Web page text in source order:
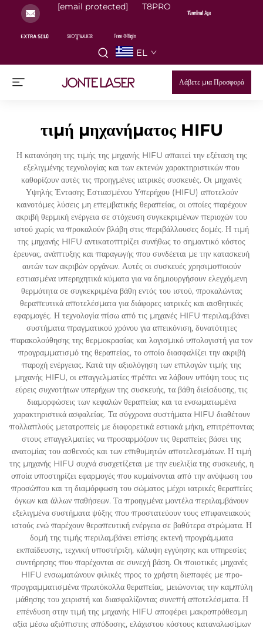
[email protected] T8PRO
EL
Λάβετε μια Προσφορά
τιμή μηχανήματος HIFU
Η κατανόηση της τιμής της μηχανής HIFU απαιτεί την εξέταση της
εξελιγμένης τεχνολογίας και των εκτενών χαρακτηριστικών που
καθορίζουν αυτές τις προηγμένες ιατρικές συσκευές. Οι μηχανές
Υψηλής Έντασης Εστιασμένου Υπερήχου (HIFU) αποτελούν
καινοτόμες λύσεις μη επεμβατικής θεραπείας, οι οποίες παρέχουν
ακριβή θερμική ενέργεια σε στόχευση συγκεκριμένων περιοχών του
ιστού χωρίς να προκαλούν βλάβη στις περιβάλλουσες δομές. Η τιμή
της μηχανής HIFU αντικατοπτρίζει συνήθως το σημαντικό κόστος
έρευνας, ανάπτυξης και παραγωγής που συνδέεται με την κατασκευή
αυτών των ακριβών οργάνων. Αυτές οι συσκευές χρησιμοποιούν
εστιασμένα υπερηχητικά κύματα για να δημιουργήσουν ελεγχόμενη
θερμότητα σε συγκεκριμένα βάθη εντός του ιστού, προκαλώντας
θεραπευτικά αποτελέσματα για διάφορες ιατρικές και αισθητικές
εφαρμογές. Η τεχνολογία πίσω από τις μηχανές HIFU περιλαμβάνει
συστήματα πραγματικού χρόνου για απεικόνιση, δυνατότητες
παρακολούθησης της θερμοκρασίας και λογισμικό υπολογιστή για τον
προγραμματισμό της θεραπείας, το οποίο διασφαλίζει την ακριβή
παροχή ενέργειας. Κατά την αξιολόγηση των επιλογών τιμής της
μηχανής HIFU, οι επαγγελματίες πρέπει να λάβουν υπόψη τους τις
εύρεις συχνοτήτων υπερήχων της συσκευής, τα βάθη διείσδυσης, τις
διαμορφώσεις των κεφαλών θεραπείας και τα ενσωματωμένα
χαρακτηριστικά ασφαλείας. Τα σύγχρονα συστήματα HIFU διαθέτουν
πολλαπλούς μετατροπείς με διαφορετικά εστιακά μήκη, επιτρέποντας
στους επαγγελματίες να προσαρμόζουν τις θεραπείες βάσει της
ανατομίας του ασθενούς και των επιθυμητών αποτελεσμάτων. Η τιμή
της μηχανής HIFU συχνά συσχετίζεται με την ευελιξία της συσκευής, η
οποία υποστηρίζει εφαρμογές που κυμαίνονται από την ανύψωση του
προσώπου και τη διαμόρφωση του σώματος μέχρι ιατρικές θεραπείες
όγκων και άλλων παθήσεων. Τα προηγμένα μοντέλα περιλαμβάνουν
εξελιγμένα συστήματα ψύξης που προστατεύουν τους επιφανειακούς
ιστούς ενώ παρέχουν θεραπευτική ενέργεια σε βαθύτερα στρώματα. Η
δομή της τιμής περιλαμβάνει επίσης εκτενή προγράμματα
εκπαίδευσης, τεχνική υποστήριξη, κάλυψη εγγύησης και υπηρεσίες
συντήρησης που παρέχονται σε συνεχή βάση. Οι ποιοτικές μηχανές
HIFU ενσωματώνουν φιλικές προς το χρήστη διεπαφές με προ-
προγραμματισμένα πρωτόκολλα θεραπείας, μειώνοντας την καμπύλη
μάθησης του χειριστή και διασφαλίζοντας συνεπή αποτελέσματα. Η
επένδυση στην τιμή της μηχανής HIFU αποφέρει μακροπρόθεσμη
αξία μέσω αξιόπιστης απόδοσης, ελάχιστου κόστους καταναλωσίμων